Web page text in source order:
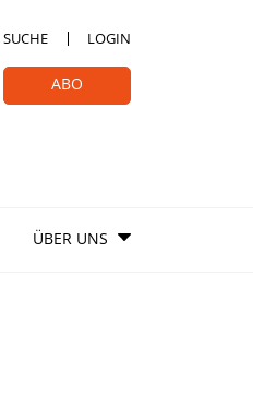
SUCHE LOGIN
ABO
ÜBER UNS